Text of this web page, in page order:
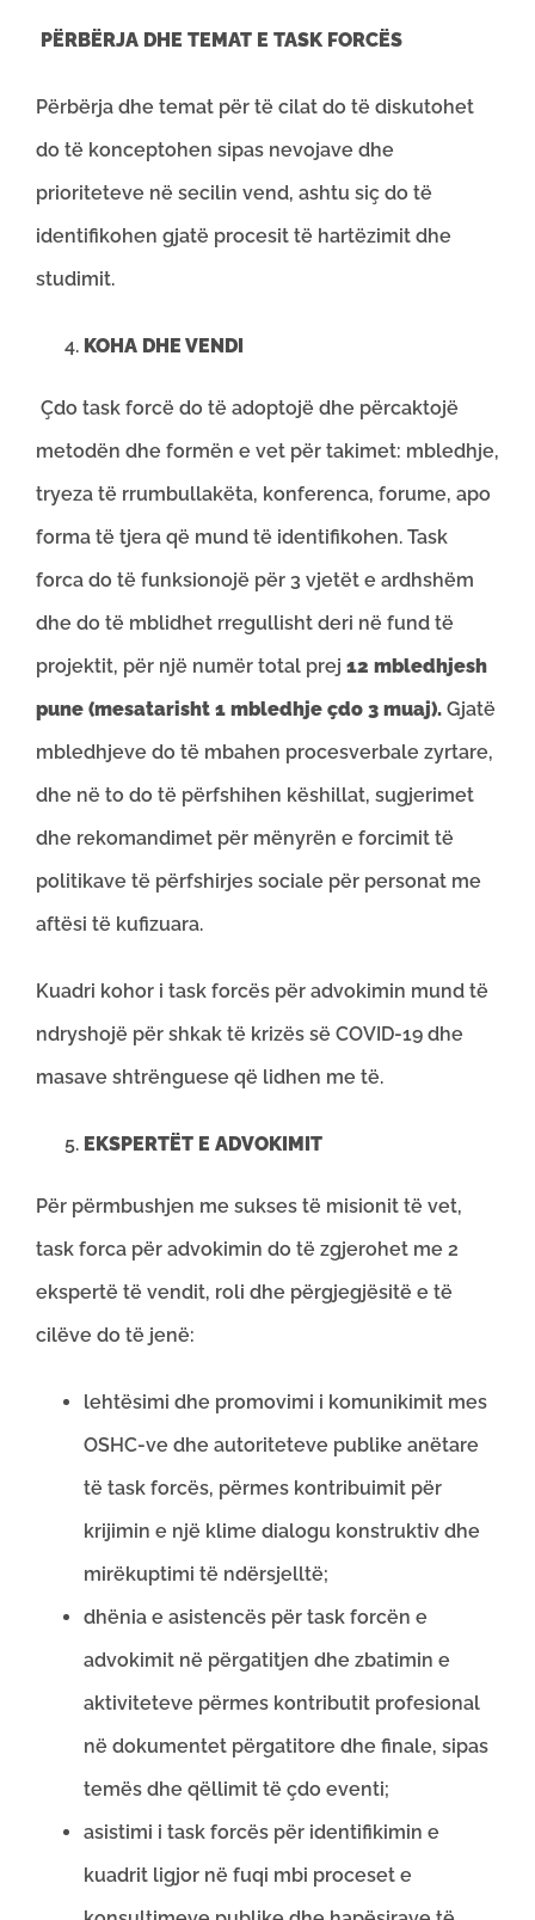
PËRBËRJA DHE TEMAT E TASK FORCËS
Përbërja dhe temat për të cilat do të diskutohet
do të konceptohen sipas nevojave dhe
prioriteteve në secilin vend, ashtu siç do të
identifikohen gjatë procesit të hartëzimit dhe
studimit.
KOHA DHE VENDI
Çdo task forcë do të adoptojë dhe përcaktojë
metodën dhe formën e vet për takimet: mbledhje,
tryeza të rrumbullakëta, konferenca, forume, apo
forma të tjera që mund të identifikohen. Task
forca do të funksionojë për 3 vjetët e ardhshëm
dhe do të mblidhet rregullisht deri në fund të
projektit, për një numër total prej 12 mbledhjesh
pune (mesatarisht 1 mbledhje çdo 3 muaj). Gjatë
mbledhjeve do të mbahen procesverbale zyrtare,
dhe në to do të përfshihen këshillat, sugjerimet
dhe rekomandimet për mënyrën e forcimit të
politikave të përfshirjes sociale për personat me
aftësi të kufizuara.
Kuadri kohor i task forcës për advokimin mund të
ndryshojë për shkak të krizës së COVID-19 dhe
masave shtrënguese që lidhen me të.
EKSPERTËT E ADVOKIMIT
Për përmbushjen me sukses të misionit të vet,
task forca për advokimin do të zgjerohet me 2
ekspertë të vendit, roli dhe përgjegjësitë e të
cilëve do të jenë:
lehtësimi dhe promovimi i komunikimit mes
OSHC-ve dhe autoriteteve publike anëtare
të task forcës, përmes kontribuimit për
krijimin e një klime dialogu konstruktiv dhe
mirëkuptimi të ndërsjelltë;
dhënia e asistencës për task forcën e
advokimit në përgatitjen dhe zbatimin e
aktiviteteve përmes kontributit profesional
në dokumentet përgatitore dhe finale, sipas
temës dhe qëllimit të çdo eventi;
asistimi i task forcës për identifikimin e
kuadrit ligjor në fuqi mbi proceset e